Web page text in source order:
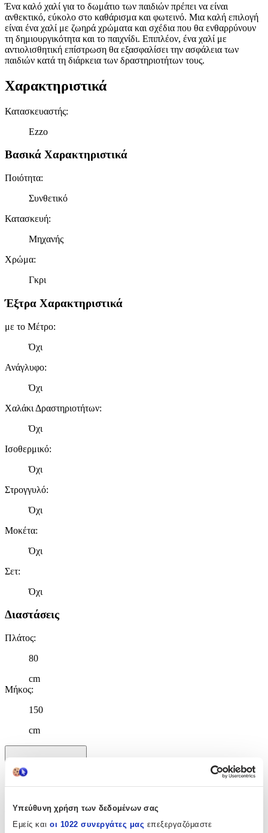
Υπεύθυνη χρήση των δεδομένων σας
Εμείς και οι 1022 συνεργάτες μας επεξεργαζόμαστε
Ένα καλό χαλί για το δωμάτιο των παιδιών πρέπει να είναι
ανθεκτικό, εύκολο στο καθάρισμα και φωτεινό. Μια καλή επιλογή
είναι ένα χαλί με ζωηρά χρώματα και σχέδια που θα ενθαρρύνουν
τη δημιουργικότητα και το παιχνίδι. Επιπλέον, ένα χαλί με
αντιολισθητική επίστρωση θα εξασφαλίσει την ασφάλεια των
παιδιών κατά τη διάρκεια των δραστηριοτήτων τους.
Χαρακτηριστικά
Κατασκευαστής:
Ezzo
Βασικά Χαρακτηριστικά
Ποιότητα:
Συνθετικό
Κατασκευή:
Μηχανής
Χρώμα:
Γκρι
Έξτρα Χαρακτηριστικά
με το Μέτρο:
Όχι
Ανάγλυφο:
Όχι
Χαλάκι Δραστηριοτήτων:
Όχι
Ισοθερμικό:
Όχι
Στρογγυλό:
Όχι
Μοκέτα:
Όχι
Σετ:
Όχι
Διαστάσεις
Πλάτος:
80
cm
Μήκος:
150
cm
Χαρακτηριστικά